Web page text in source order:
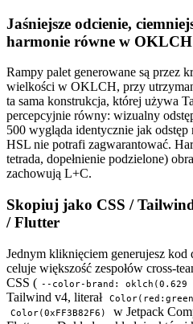
Jaśniejsze odcienie,
harmonie równe w OKLCH
Rampy palet generowane są przez
wielkości w OKLCH, przy
ta sama konstrukcja, której używa
percepcyjnie równy: wizualny
500 wygląda identycznie jak
HSL nie potrafi zagwarantować.
tetrada, dopełnienie podzielone)
zachowują L+C.
Skopiuj jako CSS /
/ Flutter
Jednym kliknięciem generujesz
celuje większość zespołów cross-
CSS ( --color-brand: oklch(0.629
Tailwind v4, literał
Color(0xFF3B82F6) w Jetpack